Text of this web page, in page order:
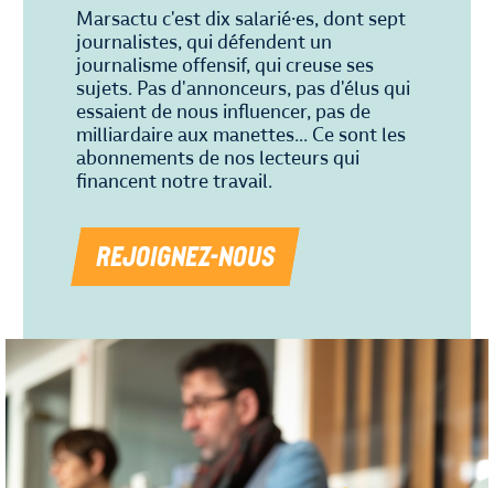
Marsactu c'est dix salarié·es, dont sept
journalistes, qui défendent un
journalisme offensif, qui creuse ses
sujets. Pas d'annonceurs, pas d'élus qui
essaient de nous influencer, pas de
milliardaire aux manettes... Ce sont les
abonnements de nos lecteurs qui
financent notre travail.
REJOIGNEZ-NOUS